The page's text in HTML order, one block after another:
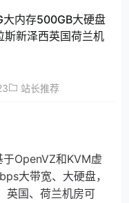
大内存500GB大硬盘
斯新泽西英国荷兰机
站长推荐
OpenVZ和KVM虚
大带宽、大硬盘，
英国、荷兰机房可